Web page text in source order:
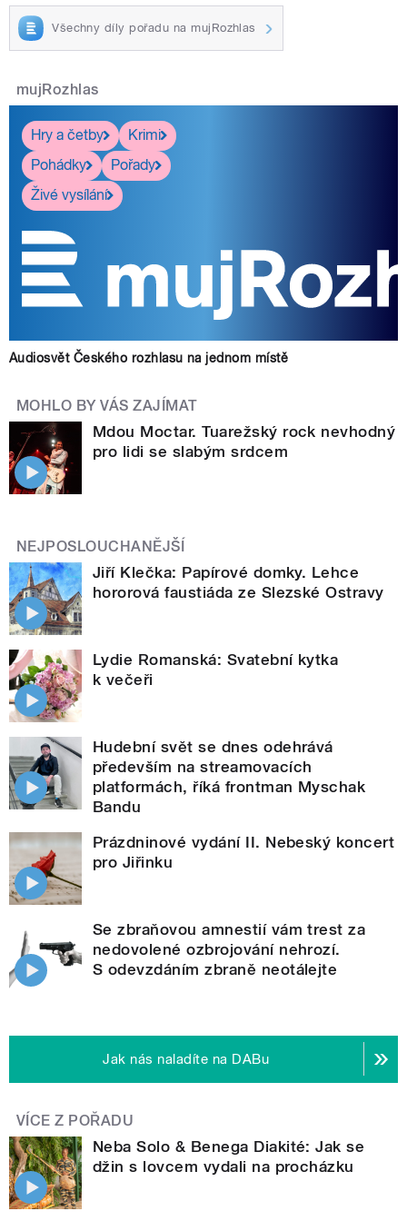
Všechny díly pořadu na mujRozhlas
mujRozhlas
Hry a četby
Krimi
Pohádky
Pořady
Živé vysílání
Audiosvět Českého rozhlasu na jednom místě
MOHLO BY VÁS ZAJÍMAT
Mdou Moctar. Tuarežský rock nevhodný
pro lidi se slabým srdcem
NEJPOSLOUCHANĚJŠÍ
Jiří Klečka: Papírové domky. Lehce
hororová faustiáda ze Slezské Ostravy
Lydie Romanská: Svatební kytka
k večeři
Hudební svět se dnes odehrává
především na streamovacích
platformách, říká frontman Myschak
Bandu
Prázdninové vydání II. Nebeský koncert
pro Jiřinku
Se zbraňovou amnestií vám trest za
nedovolené ozbrojování nehrozí.
S odevzdáním zbraně neotálejte
Jak nás naladíte na DABu
VÍCE Z POŘADU
Neba Solo & Benega Diakité: Jak se
džin s lovcem vydali na procházku